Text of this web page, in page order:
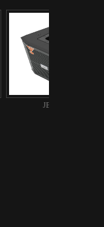
JBL专业音响